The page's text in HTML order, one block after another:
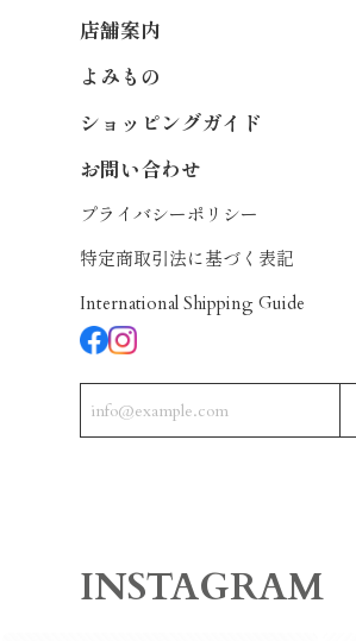
店舗案内
よみもの
ショッピングガイド
お問い合わせ
プライバシーポリシー
特定商取引法に基づく表記
International Shipping Guide
INSTAGRAM